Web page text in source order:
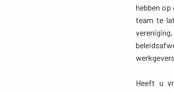
hebben
team te
Heeft u